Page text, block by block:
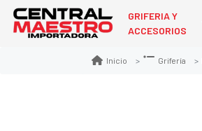
GRIFERIA Y
ACCESORIOS
Inicio Grifería